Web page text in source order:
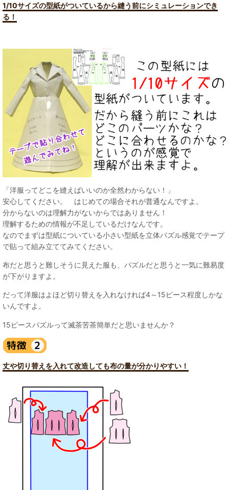
1/10サイズの型紙がついているから縫う前にシミュレーションでき
る！
「洋服ってどこを縫えばいいのか全然わからない！」
安心してください。 はじめての場合それが普通なんですよ。
分からないのは理解力がないからではありません！
理解するための情報が不足しているだけなんです。
なのでまずは型紙についている小さい型紙を立体パズル感覚でテープ
で貼って組み立ててみてください。
布だと思うと難しそうに見えた服も、パズルだと思うと一気に難易度
が下がりますよ。
だって洋服はよほど切り替えを入れなければ4～15ピース程度しかな
いんですよ。
15ピースパズルって滅茶苦茶簡単だと思いませんか？
丈や切り替えを入れて改造しても布の量が分かりやすい！